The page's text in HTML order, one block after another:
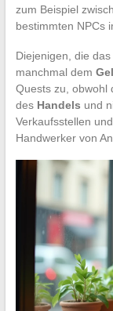
zum Beispiel
bestimmten NPCs
Diejenigen, die das
manchmal dem
Quests zu, obwohl
des Handels und
Verkaufsstellen
Handwerker von